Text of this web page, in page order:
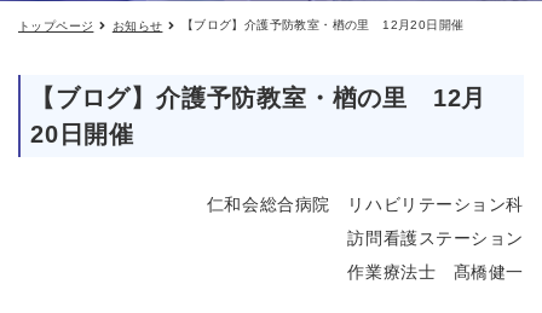
話
か
トップページ お知らせ 【ブログ】介護予防教室・楢の里 12月20日開催
【ブログ】介護予防教室・楢の里 12月
20日開催
仁和会総合病院 リハビリテーション科
訪問看護ステーション
作業療法士 髙橋健一